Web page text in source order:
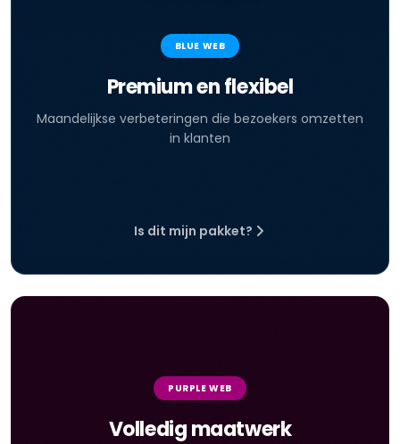
BLUE WEB
Premium en flexibel
Maandelijkse verbeteringen die bezoekers omzetten
in klanten
Is dit mijn pakket?
PURPLE WEB
Volledig maatwerk